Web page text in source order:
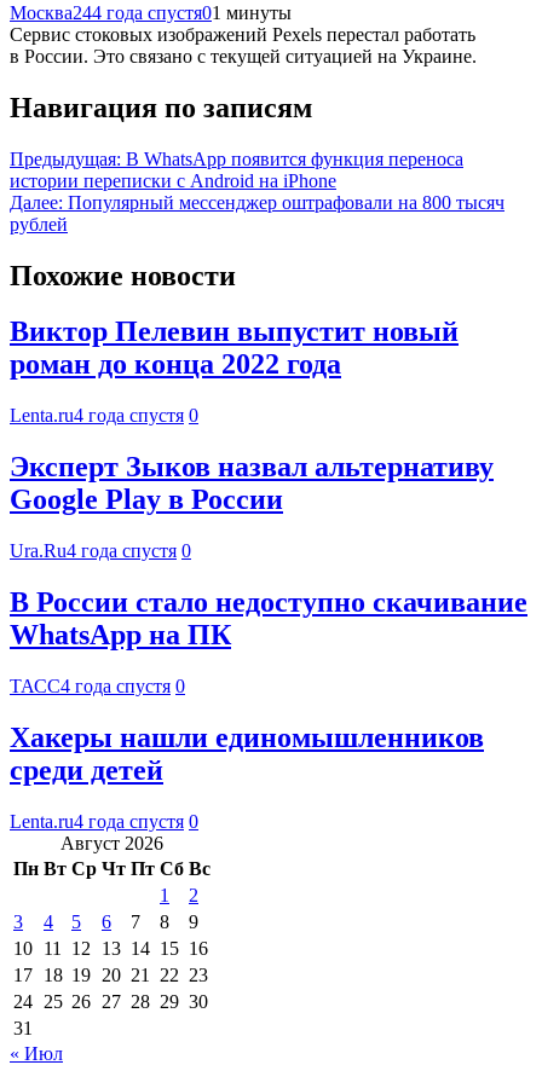
Москва244 года спустя01 минуты
Сервис стоковых изображений Pexels перестал работать
в России. Это связано с текущей ситуацией на Украине.
Навигация по записям
Предыдущая: В WhatsApp появится функция переноса
истории переписки с Android на iPhone
Далее: Популярный мессенджер оштрафовали на 800 тысяч
рублей
Похожие новости
Виктор Пелевин выпустит новый
роман до конца 2022 года
Lenta.ru4 года спустя 0
Эксперт Зыков назвал альтернативу
Google Play в России
Ura.Ru4 года спустя 0
В России стало недоступно скачивание
WhatsApp на ПК
ТАСС4 года спустя 0
Хакеры нашли единомышленников
среди детей
Lenta.ru4 года спустя 0
Август 2026
Пн Вт Ср Чт Пт Сб Вс
1
2
3
4 5 6 7 8
9
10 11 12 13 14 15 16
17 18 19 20 21 22 23
24 25 26 27 28 29 30
31
« Июл